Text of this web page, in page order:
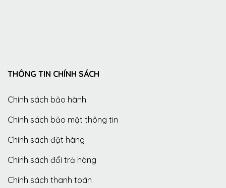
THÔNG TIN CHÍNH SÁCH
Chính sách bảo hành
Chính sách bảo mật thông tin
Chính sách đặt hàng
Chính sách đổi trả hàng
Chính sách thanh toán